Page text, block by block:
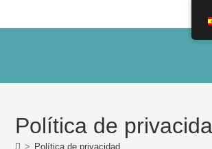
Política de
> Política de privacidad